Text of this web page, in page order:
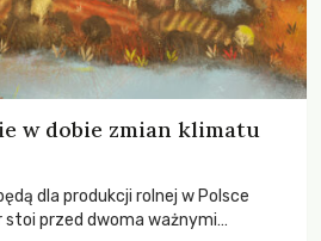
w dobie zmian klimatu
dla produkcji rolnej w Polsce
stoi przed dwoma ważnymi